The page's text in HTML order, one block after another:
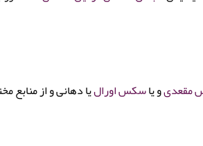
مقعدیو یاسکس اورالیا دهانی و از منابع